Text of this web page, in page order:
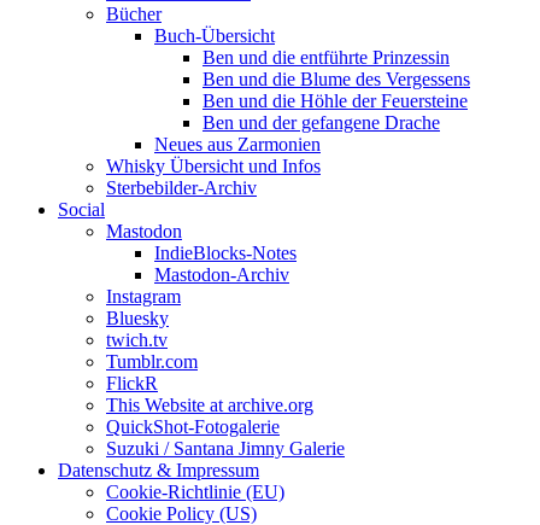
Bücher
Buch-Übersicht
Ben und die entführte Prinzessin
Ben und die Blume des Vergessens
Ben und die Höhle der Feuersteine
Ben und der gefangene Drache
Neues aus Zarmonien
Whisky Übersicht und Infos
Sterbebilder-Archiv
Social
Mastodon
IndieBlocks-Notes
Mastodon-Archiv
Instagram
Bluesky
twich.tv
Tumblr.com
FlickR
This Website at archive.org
QuickShot-Fotogalerie
Suzuki / Santana Jimny Galerie
Datenschutz & Impressum
Cookie-Richtlinie (EU)
Cookie Policy (US)